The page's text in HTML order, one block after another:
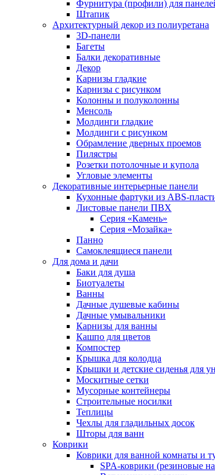
Фурнитура (профили) для
Штапик
Архитектурный декор из полиуретана
3D-панели
Багеты
Балки декоративные
Декор
Карнизы гладкие
Карнизы с рисунком
Колонны и полуколонны
Менсоль
Молдинги гладкие
Молдинги с рисунком
Обрамление дверных проемов
Пилястры
Розетки потолочные и купола
Угловые элементы
Декоративные интерьерные панели
Кухонные фартуки из ABS-
Листовые панели ПВХ
Серия «Камень»
Серия «Мозайка»
Панно
Самоклеящиеся панели
Для дома и дачи
Баки для душа
Биотуалеты
Ванны
Дачные душевые кабины
Дачные умывальники
Карнизы для ванны
Кашпо для цветов
Компостер
Крышка для колодца
Крышки и детские сиденья для
Москитные сетки
Мусорные контейнеры
Строительные носилки
Теплицы
Чехлы для гладильных досок
Шторы для ванн
Коврики
Коврики для ванной комнаты и
SPA-коврики (резиновые